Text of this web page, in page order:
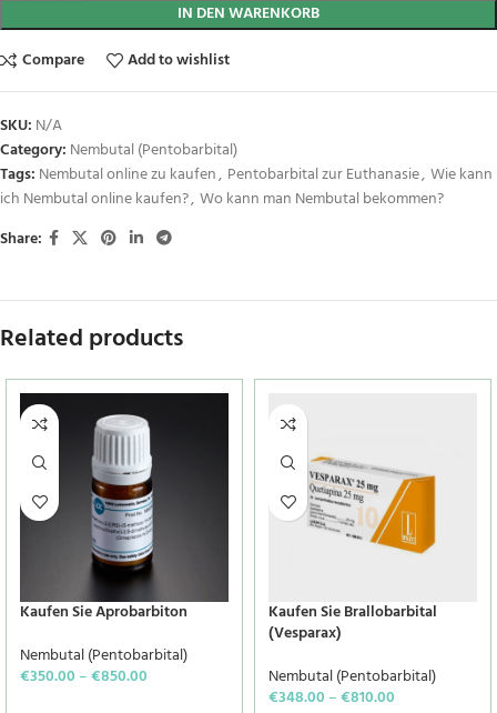
IN DEN WARENKORB
Compare
Add to wishlist
SKU: N/A
Category: Nembutal (Pentobarbital)
Tags: Nembutal online zu kaufen, Pentobarbital zur Euthanasie, Wie kann
ich Nembutal online kaufen?, Wo kann man Nembutal bekommen?
Share:
Related products
Kaufen Sie Aprobarbiton
Nembutal (Pentobarbital)
€350.00–€850.00
Kaufen Sie Brallobarbital
(Vesparax)
Nembutal (Pentobarbital)
€348.00–€810.00